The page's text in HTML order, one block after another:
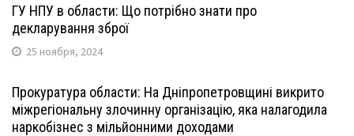
ГУ НПУ в области: Що потрібно знати про
декларування зброї
25 ноября, 2024
Прокуратура области: На Дніпропетровщині викрито
міжрегіональну злочинну організацію, яка налагодила
наркобізнес з мільйонними доходами